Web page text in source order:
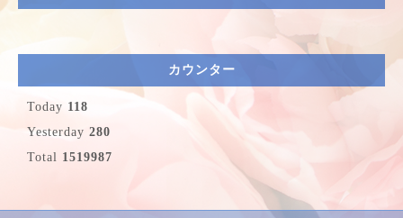
カウンター
Today 118
Yesterday 280
Total 1519987